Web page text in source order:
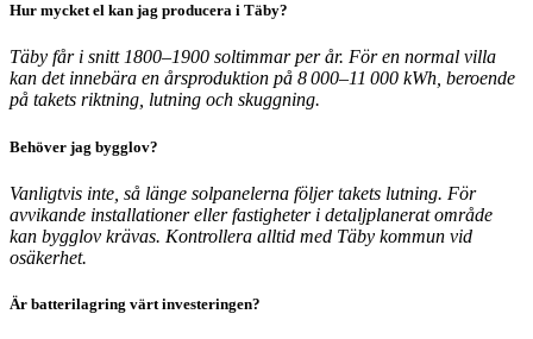
Hur mycket el kan jag producera i Täby?
Täby får i snitt 1800–1900 soltimmar per år. För en normal villa
kan det innebära en årsproduktion på 8 000–11 000 kWh, beroende
på takets riktning, lutning och skuggning.
Behöver jag bygglov?
Vanligtvis inte, så länge solpanelerna följer takets lutning. För
avvikande installationer eller fastigheter i detaljplanerat område
kan bygglov krävas. Kontrollera alltid med Täby kommun vid
osäkerhet.
Är batterilagring värt investeringen?